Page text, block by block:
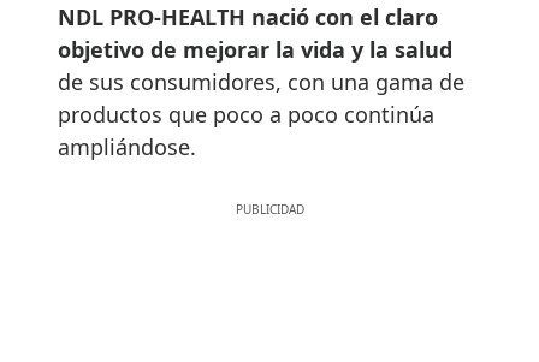
NDL PRO-HEALTH nació con el claro
objetivo de mejorar la vida y la salud
de sus consumidores, con una gama de
productos que poco a poco continúa
ampliándose.